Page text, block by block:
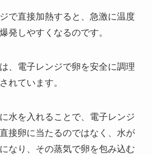
で直接加熱すると、急激に温度
発しやすくなるのです。
、電子レンジで卵を安全に調理
れています。
水を入れることで、電子レンジ
接卵に当たるのではなく、水が
なり、その蒸気で卵を包み込む